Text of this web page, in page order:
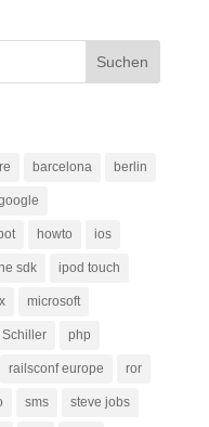
barcelona berlin
howto ios
sdk ipod touch
microsoft
Schiller php
railsconf europe ror
sms steve jobs